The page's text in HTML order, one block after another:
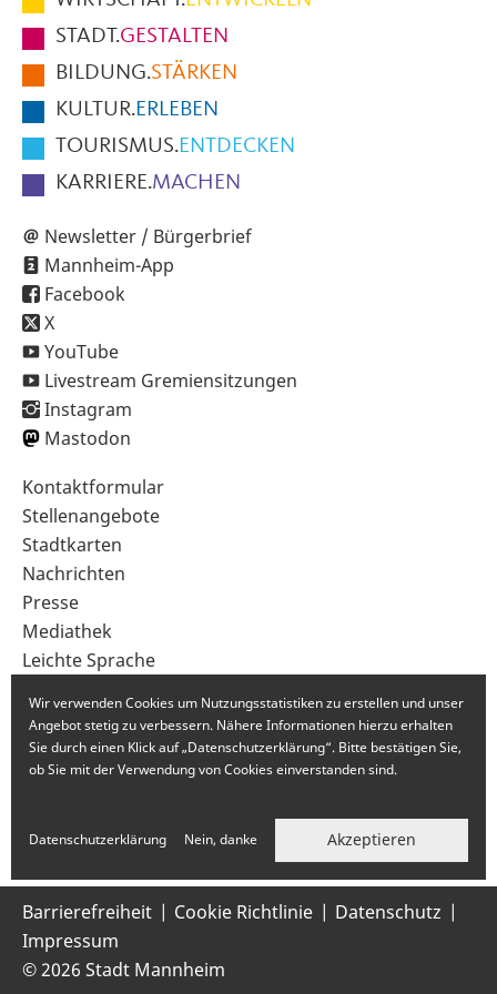
Fußbereich
der
Seite
STADT.GESTALTEN
BILDUNG.STÄRKEN
KULTUR.ERLEBEN
TOURISMUS.ENTDECKEN
KARRIERE.MACHEN
Newsletter / Bürgerbrief
Mannheim-App
Facebook
X
YouTube
Livestream Gremiensitzungen
Instagram
Mastodon
Sekundärnavigation
im
Fußbereich
Kontaktformular
Stellenangebote
Stadtkarten
Nachrichten
Presse
Mediathek
Leichte Sprache
Barrierefreiheit Cookie Richtlinie
Datenschutz
Impressum
© 2026 Stadt Mannheim
Wir verwenden Cookies um Nutzungsstatistiken zu erstellen und unser
Angebot stetig zu verbessern. Nähere Informationen hierzu erhalten
Sie durch einen Klick auf „Datenschutzerklärung“. Bitte bestätigen Sie,
ob Sie mit der Verwendung von Cookies einverstanden sind.
Datenschutzerklärung Nein, danke Akzeptieren